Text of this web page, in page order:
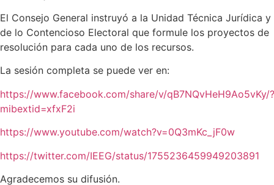
El Consejo General instruyó a la Unidad Técnica Jurídica y
de lo Contencioso Electoral que formule los proyectos de
resolución para cada uno de los recursos.
La sesión completa se puede ver en:
https://www.facebook.com/share/v/qB7NQvHeH9Ao5vKy/?
mibextid=xfxF2i
https://www.youtube.com/watch?v=0Q3mKc_jF0w
https://twitter.com/IEEG/status/1755236459949203891
Agradecemos su difusión.